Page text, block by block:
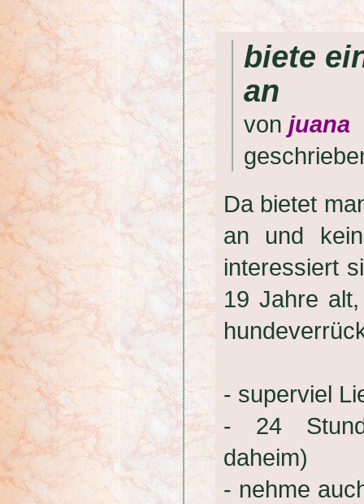
biete
an
von juana
Da bietet
an und
interessiert
19 Jahre
- superviel
- 24
daheim)
- nehme